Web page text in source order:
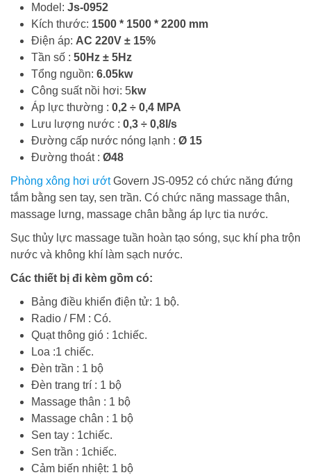
Model: Js-0952
Kích thước: 1500 * 1500 * 2200 mm
Điện áp: AC 220V ± 15%
Tần số : 50Hz ± 5Hz
Tổng nguồn: 6.05kw
Công suất nồi hơi: 5kw
Áp lực thường : 0,2 ÷ 0,4 MPA
Lưu lượng nước : 0,3 ÷ 0,8l/s
Đường cấp nước nóng lạnh : Ø 15
Đường thoát : Ø48
Phòng xông hơi ướtGovern JS-0952 có chức năng đứng
tắm bằng sen tay, sen trần. Có chức năng massage thân,
massage lưng, massage chân bằng áp lực tia nước.
Sục thủy lực massage tuần hoàn tạo sóng, sục khí pha trộn
nước và không khí làm sạch nước.
Các thiết bị đi kèm gồm có:
Bảng điều khiển điện tử: 1 bộ.
Radio / FM : Có.
Quạt thông gió : 1chiếc.
Loa :1 chiếc.
Đèn trần : 1 bộ
Đèn trang trí : 1 bộ
Massage thân : 1 bộ
Massage chân : 1 bộ
Sen tay : 1chiếc.
Sen trần : 1chiếc.
Cảm biến nhiệt: 1 bộ